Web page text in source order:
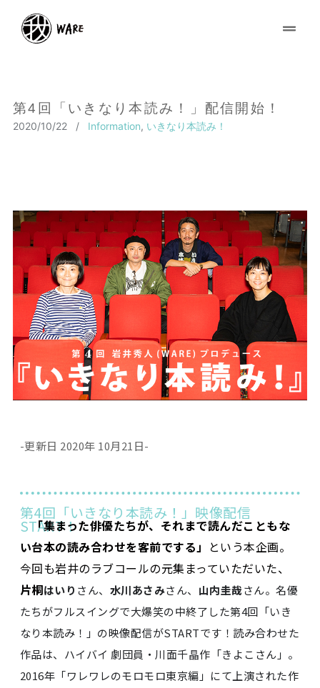
第4回「いきなり本読み！」配信開始！
2020/10/22 / Information, いきなり本読み！
-更新日 2020年 10月21日-
第4回「いきなり本読み！」映像配信
START！
「集まった俳優たちが、それまで読んだこともな
い台本の読み合わせを客前でする」 という本企画。
今回も岩井のラブコールの元集まっていただいた、
片桐はいり さん、 水川あさみさん、 山内圭哉さん。名優
たちがフルスイングで大爆笑の中終了した第4回「いき
なり本読み！」の映像配信がSTARTです！読み合わせた
作品は、ハイバイ 劇団員・川面千晶作「きよこさん」。
2016年「ワレワレのモロモロ東京編」にて上演された作